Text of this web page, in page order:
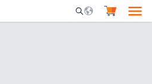
Mobile Search